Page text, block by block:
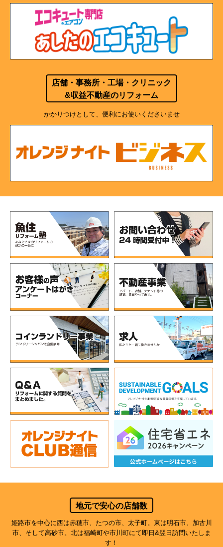
店舗・事務所・工場・クリニック
&収益不動産のリフォーム
かかりつけとして、便利にお使いくださいませ
地元で安心の店舗数
姫路市を中心に西は赤穂市、たつの市、太子町。東は明石市、加古川
市、そして高砂市。北は福崎町や市川町にて即日&翌日訪問いたしま
す！